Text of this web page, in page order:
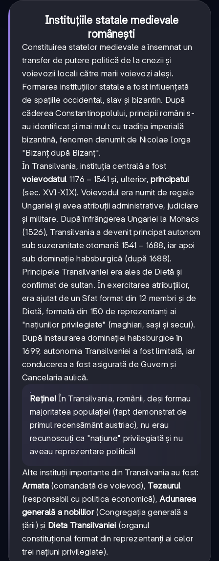
Instituțiile statale medievale
românești
Constituirea statelor medievale a însemnat un
transfer de putere politică de la cnezii și
voievozii locali către marii voievozi aleși.
Formarea instituțiilor statale a fost influențată
de spațiile occidental, slav și bizantin. După
căderea Constantinopolului, principii români s-
au identificat și mai mult cu tradiția imperială
bizantină, fenomen denumit de Nicolae Iorga
"Bizanț după Bizanț".
În Transilvania, instituția centrală a fost
voievodatul 1176-
1541
1176 − 1541și, ulterior,principatul
(sec. XVI-XIX). Voievodul era numit de regele
Ungariei și avea atribuții administrative, judiciare
și militare. După înfrângerea Ungariei la Mohacs
(1526), Transilvania a devenit principat autonom
sub suzeranitate otomană 1541-
1688
1541 − 1688, iar apoi
sub dominație habsburgică (după 1688).
Principele Transilvaniei era ales de Dietă și
confirmat de sultan. În exercitarea atribuțiilor,
era ajutat de un Sfat format din 12 membri și de
Dietă, formată din 150 de reprezentanți ai
"națiunilor privilegiate" (maghiari, sași și secui).
După instaurarea dominației habsburgice în
1699, autonomia Transilvaniei a fost limitată, iar
conducerea a fost asigurată de Guvern și
Cancelaria aulică.
Reține! În Transilvania, românii, deși formau
majoritatea populației (fapt demonstrat de
primul recensământ austriac), nu erau
recunoscuți ca "națiune" privilegiată și nu
aveau reprezentare politică!
Alte instituții importante din Transilvania au fost:
Armata(comandată de voievod), Tezaurul
(responsabil cu politica economică),Adunarea
generală a nobililor(Congregația generală a
țării) și Dieta Transilvaniei (organul
constituțional format din reprezentanți ai celor
trei națiuni privilegiate).